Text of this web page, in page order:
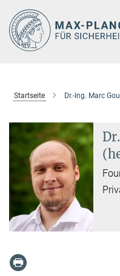
Hauptinhalt
Startseite Dr.-Ing. Marc